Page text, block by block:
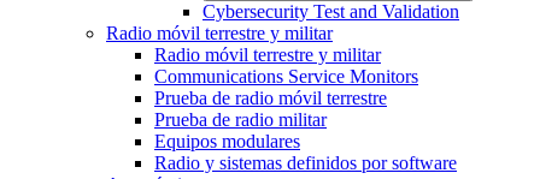
Cybersecurity Test and Validation
Radio móvil terrestre y militar
Radio móvil terrestre y militar
Communications Service Monitors
Prueba de radio móvil terrestre
Prueba de radio militar
Equipos modulares
Radio y sistemas definidos por software